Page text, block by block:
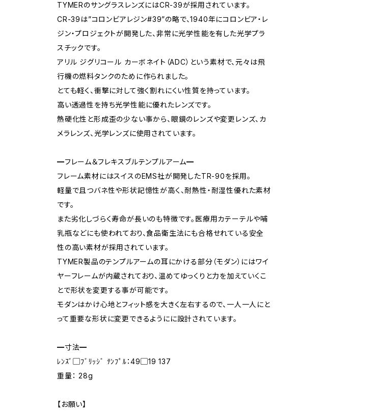
TYMERのサングラスレンズにはCR-39が採用されています。
CR-39は”コロンビアレジン#39”の略で、1940年にコロンビア・レ
ジン・プロジェクトが開発した、非常に光学性能を有した光学プラ
スチックです。
アリル ジグリコール カーボネイト（ADC）という素材で、元々は飛
行機の燃料タンクのために作られました。
とても軽く、衝撃に対して強く割れにくい性質を持っています。
高い透過性を持ち光学性能に優れたレンズです。
熱硬化性と形成歪の少ない事から、眼鏡のレンズや変更レンズ、カ
メラレンズ、光学レンズに使用されています。
━フレーム＆フレキスブルテンプルアーム━
フレーム素材にはスイスのEMS社が開発したTR-90を採用。
軽量で且つバネ性や形状記憶性が高く、耐熱性・耐湿性優れた素材
です。
また劣化しづらく寿命が長いのも特徴です。医療用カテーテルや哺
乳瓶などにも使われており、食品衛生法にも合格せれている安全
性の高い素材が採用されています。
TYMER製品のテンプルアームの耳にかける部分（モダン）にはワイ
ヤーフレームが内蔵されており、温めてゆっくりと力を加えていくこ
とで形状を変更する事が可能です。
モダンはかけ心地とフィット感を大きく左右するので、一人一人にと
って重要な形状に変更できるようにに設計されています。
━寸法━
ﾚﾝｽﾞ▢ﾌﾞﾘｯｼﾞ ﾃﾝﾌﾟﾙ：49▢19 137
重量： 28g
【お願い】